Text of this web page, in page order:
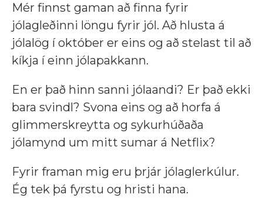
Mér finnst gaman að finna fyrir
jólagleðinni löngu fyrir jól. Að hlusta á
jólalög í október er eins og að stelast til að
kíkja í einn jólapakkann.
En er það hinn sanni jólaandi? Er það ekki
bara svindl? Svona eins og að horfa á
glimmerskreytta og sykurhúðaða
jólamynd um mitt sumar á Netflix?
Fyrir framan mig eru þrjár jólaglerkúlur.
Ég tek þá fyrstu og hristi hana.